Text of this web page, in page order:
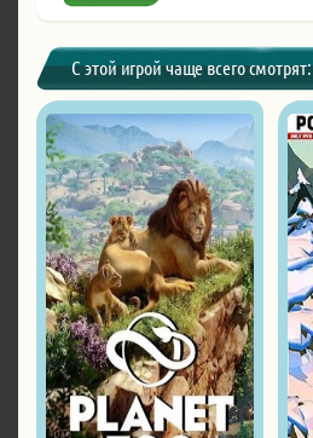
С этой игрой чаще всего смотрят: